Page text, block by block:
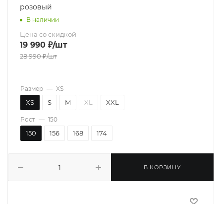
розовый
В наличии
Цена со скидкой
19 990 ₽/шт
28 990₽/шт
В КОРЗИНУ
Размер — XS
XS S M XL XXL
Рост — 150
150 156 168 174